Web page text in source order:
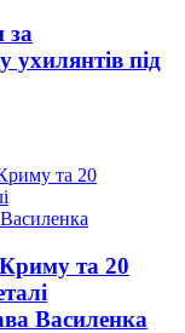
за
ухилянтів під
та 20
Василенка